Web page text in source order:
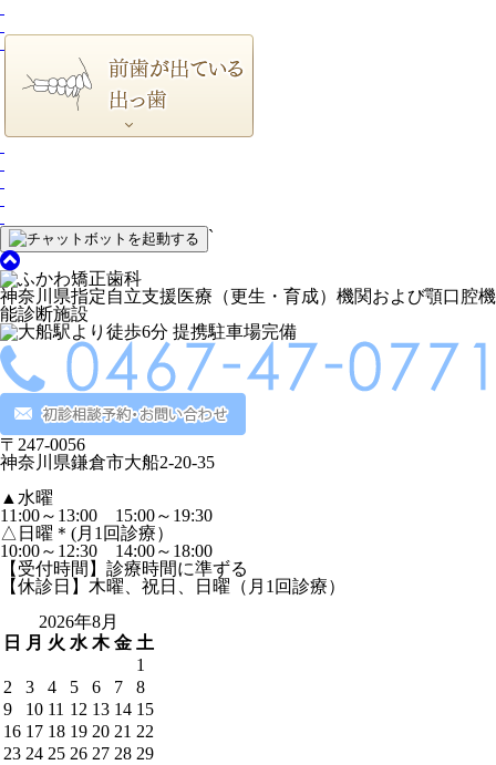
`
神奈川県指定自立支援医療（更生・育成）機関および顎口腔機
能診断施設
〒247-0056
神奈川県鎌倉市大船2-20-35
▲ 水曜
11:00～13:00 15:00～19:30
△ 日曜＊(月1回診療）
10:00～12:30 14:00～18:00
【受付時間】診療時間に準ずる
【休診日】木曜、祝日、日曜（月1回診療）
2026年8月
日
月 火 水 木 金 土
1
2
3 4 5 6 7
8
9
10 11 12 13 14 15
16 17 18 19 20 21 22
23 24 25 26 27 28 29